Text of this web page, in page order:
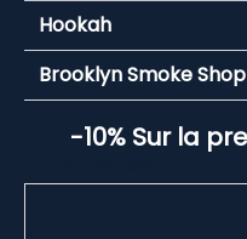
Hookah
Brooklyn Smoke Shop
-10% Sur la